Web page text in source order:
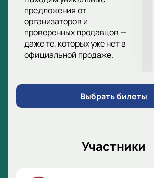
предложения от
организаторов и
проверенных продавцов —
даже те, которых уже нет в
официальной продаже.
Выбрать билеты
Участники